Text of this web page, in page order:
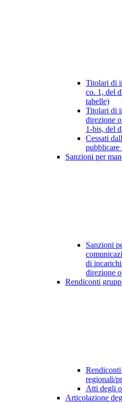
Titolari di
co. 1, del
tabelle)
Titolari di
direzione
1-bis, del
Cessati
pubblicare
Sanzioni per
Sanzioni
di
direzione
Rendiconti
regionali/
Atti degli
Articolazione